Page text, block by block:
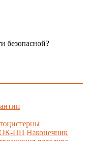
безопасной?
ПП Наконечник